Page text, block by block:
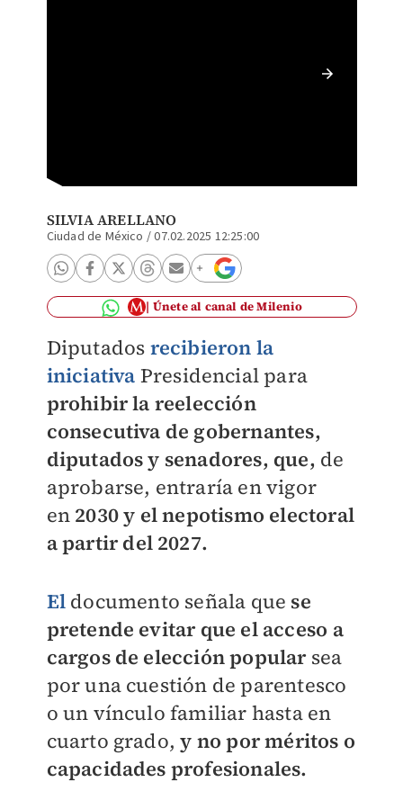
SILVIA ARELLANO
Ciudad de México /07.02.2025 12:25:00
Únete al canal de Milenio
Diputados recibieron la
iniciativa Presidencial para
prohibir la reelección
consecutiva de gobernantes,
diputados y senadores, que, de
aprobarse, entraría en vigor
en 2030 y el nepotismo electoral
a partir del 2027.
El documento señala que se
pretende evitar que el acceso a
cargos de elección popular sea
por una cuestión de parentesco
o un vínculo familiar hasta en
cuarto grado,y no por méritos o
capacidades profesionales.